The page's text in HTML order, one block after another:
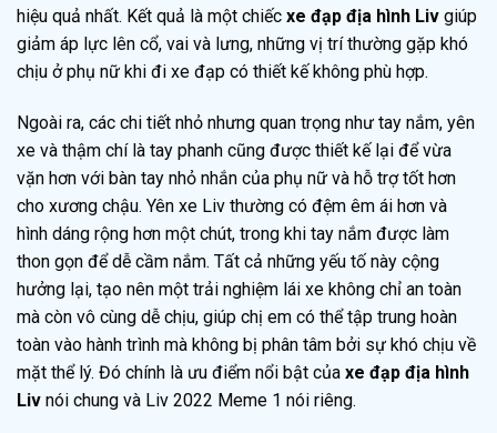
hiệu quả nhất. Kết quả là một chiếc xe đạp địa hình Liv giúp
giảm áp lực lên cổ, vai và lưng, những vị trí thường gặp khó
chịu ở phụ nữ khi đi xe đạp có thiết kế không phù hợp.
Ngoài ra, các chi tiết nhỏ nhưng quan trọng như tay nắm, yên
xe và thậm chí là tay phanh cũng được thiết kế lại để vừa
vặn hơn với bàn tay nhỏ nhắn của phụ nữ và hỗ trợ tốt hơn
cho xương chậu. Yên xe Liv thường có đệm êm ái hơn và
hình dáng rộng hơn một chút, trong khi tay nắm được làm
thon gọn để dễ cầm nắm. Tất cả những yếu tố này cộng
hưởng lại, tạo nên một trải nghiệm lái xe không chỉ an toàn
mà còn vô cùng dễ chịu, giúp chị em có thể tập trung hoàn
toàn vào hành trình mà không bị phân tâm bởi sự khó chịu về
mặt thể lý. Đó chính là ưu điểm nổi bật của xe đạp địa hình
Liv nói chung và Liv 2022 Meme 1 nói riêng.